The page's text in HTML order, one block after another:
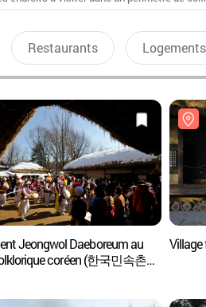
Restaurants Logements
Jeongwol Daeboreum au
coréen (한국민속촌